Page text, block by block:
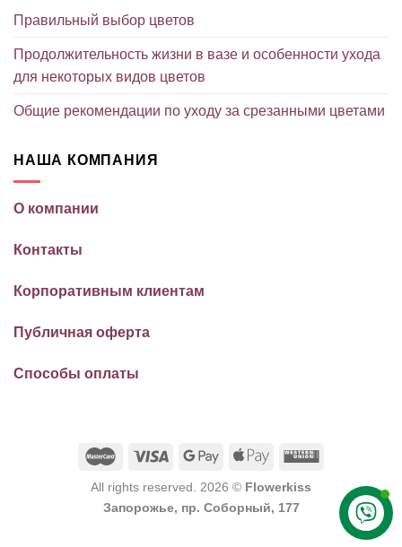
Правильный выбор цветов
Продолжительность жизни в вазе и особенности ухода
для некоторых видов цветов
Общие рекомендации по уходу за срезанными цветами
НАША КОМПАНИЯ
О компании
Контакты
Корпоративным клиентам
Публичная оферта
Способы оплаты
All rights reserved. 2026 © Flowerkiss
Запорожье, пр. Соборный, 177